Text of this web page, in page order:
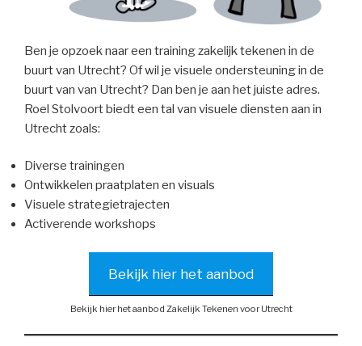
Ben je opzoek naar een training zakelijk tekenen in de
buurt van Utrecht? Of wil je visuele ondersteuning in de
buurt van van Utrecht? Dan ben je aan het juiste adres.
Roel Stolvoort biedt een tal van visuele diensten aan in
Utrecht zoals:
Diverse trainingen
Ontwikkelen praatplaten en visuals
Visuele strategietrajecten
Activerende workshops
Bekijk hier het aanbod
Bekijk hier het aanbod Zakelijk Tekenen voor Utrecht